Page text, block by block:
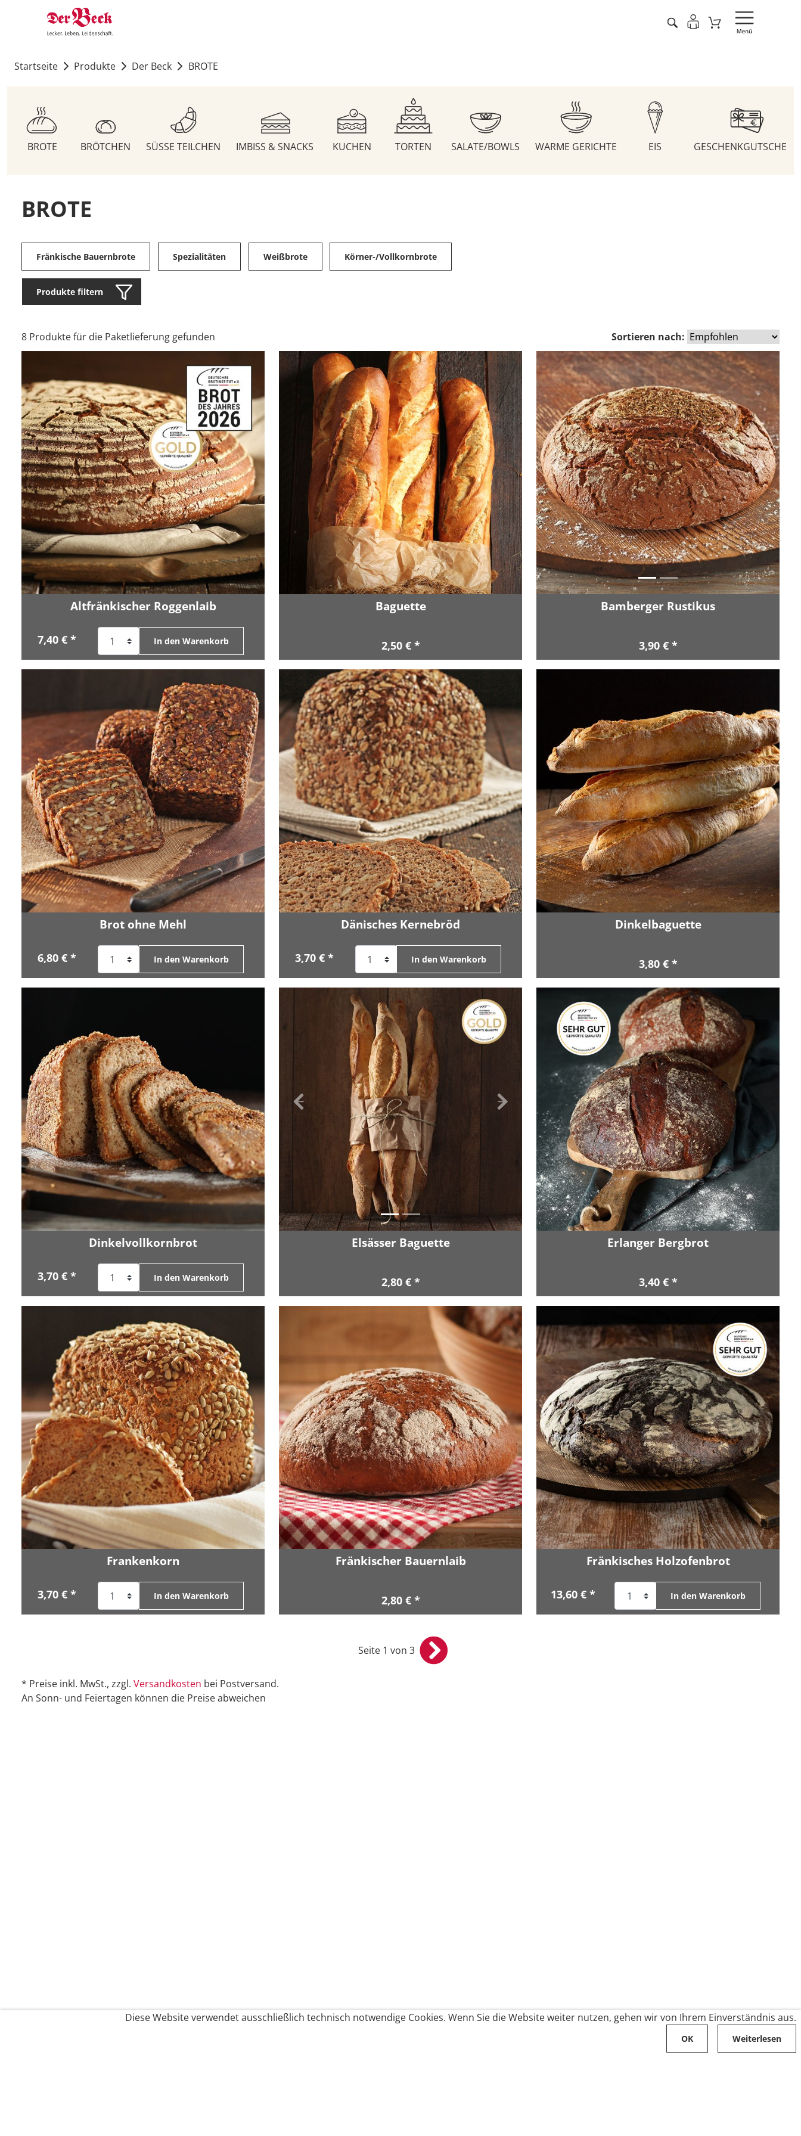
Startseite Produkte Der Beck BROTE
BROTE BRÖTCHEN SÜSSE TEILCHEN IMBISS & SNACKS KUCHEN TORTEN SALATE/BOWLS WARME GERICHTE EIS GESCHENKGUTSCHEINE
BROTE
Fränkische Bauernbrote Spezialitäten Weißbrote Körner-/Vollkornbrote
Produkte filtern
8 Produkte für die Paketlieferung gefunden Sortieren nach:
Altfränkischer Roggenlaib
7,40 € * In den Warenkorb
Baguette
2,50 € *
Zurück Vor
Bamberger Rustikus
3,90 € *
Brot ohne Mehl
6,80 € * In den Warenkorb
Dänisches Kernebröd
3,70 € * In den Warenkorb
Dinkelbaguette
3,80 € *
Dinkelvollkornbrot
3,70 € * In den Warenkorb
Zurück Vor
Elsässer Baguette
2,80 € *
Erlanger Bergbrot
3,40 € *
Frankenkorn
3,70 € * In den Warenkorb
Fränkischer Bauernlaib
2,80 € *
Fränkisches Holzofenbrot
13,60 € * In den Warenkorb
Seite 1 von 3
* Preise inkl. MwSt., zzgl. Versandkosten bei Postversand.
An Sonn- und Feiertagen können die Preise abweichen
Diese Website verwendet ausschließlich technisch notwendige Cookies. Wenn Sie die Website weiter nutzen, gehen wir von Ihrem Einverständnis aus.
OK Weiterlesen